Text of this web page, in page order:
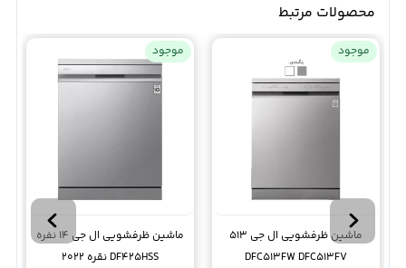
محصولات مرتبط
موجود
ماشین ظرفشویی ال جی 513
DFC513FW DFC513FV
موجود
ماشین ظرفشویی ال جی 14 نفره
DF425HSS نقره 2022